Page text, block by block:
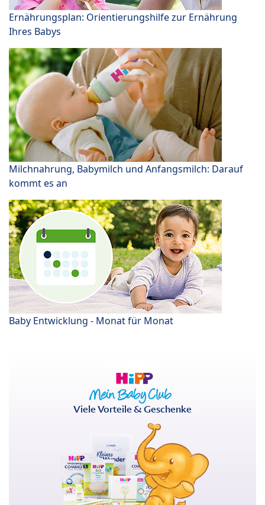
Ernährungsplan: Orientierungshilfe zur Ernährung
Ihres Babys
Milchnahrung, Babymilch und Anfangsmilch: Darauf
kommt es an
Baby Entwicklung - Monat für Monat
Viele Vorteile & Geschenke